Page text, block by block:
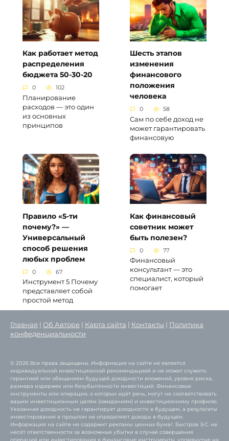
Как работает метод
распределения
бюджета 50-30-20
0 102
Планирование
расходов — это один
из основных
принципов
Шесть этапов
изменения
финансового
положения
человека
0 58
Сам по себе доход не
может гарантировать
финансовую
Правило «5-ти
почему?» —
Универсальный
способ решения
любых проблем
0 67
Инструмент 5 Почему
представляет собой
простой метод
Как финансовый
советник может
быть полезен?
0 77
Финансовый
консультант — это
специалист, который
помогает
Главная Об Авторе Карта сайта Контакты
Политика
конфеденциальности
© 2026 Все права защищены. Информация на сайте не является
индивидуальной инвестиционной рекомендацией и не может служить
гарантией или обещанием будущей доходности вложений, уровня риска,
размера издержек или безубыточности инвестиций. Финансовые
инструменты или операции, о которых идёт речь, могут не соответствовать
вашим инвестиционным целям (ожиданиям) и инвестиционному профилю.
Указанная доходность не гарантирует доходности в будущем, а результаты
инвестирования в прошлом не определяют доходы в будущем.
Информация на сайте не содержит рекламы ценных бумаг. Быстров Э.С. не
несёт ответственности за возможные убытки в случае совершения